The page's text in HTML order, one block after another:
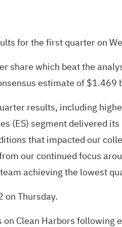
for the firstquarter on
share which beat the
estimate of $1.469
results, including
(ES) segment delivered
that impacted our
our continued focus
achieving the lowest
Thursday.
Clean Harbors following